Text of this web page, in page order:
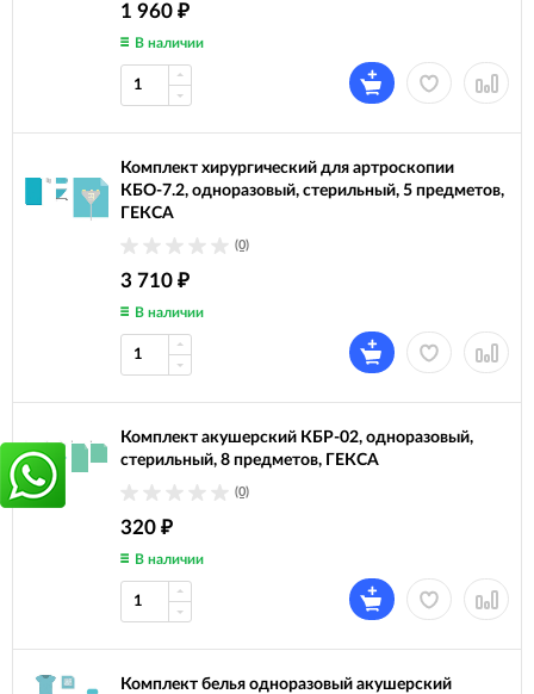
1 960 ₽
В наличии
Комплект хирургический для артроскопии
КБО-7.2, одноразовый, стерильный, 5 предметов,
ГЕКСА
(0)
3 710 ₽
В наличии
Комплект акушерский КБР-02, одноразовый,
стерильный, 8 предметов, ГЕКСА
(0)
320 ₽
В наличии
Комплект белья одноразовый акушерский